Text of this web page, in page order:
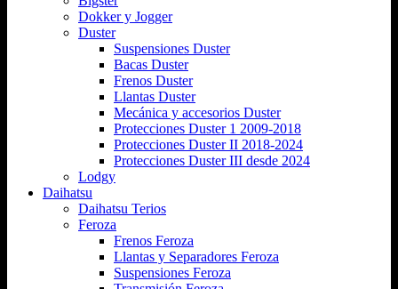
Dokker y Jogger
Duster
Suspensiones Duster
Bacas Duster
Frenos Duster
Llantas Duster
Mecánica y accesorios Duster
Protecciones Duster 1 2009-2018
Protecciones Duster II 2018-2024
Protecciones Duster III desde 2024
Lodgy
Daihatsu
Daihatsu Terios
Feroza
Frenos Feroza
Llantas y Separadores Feroza
Suspensiones Feroza